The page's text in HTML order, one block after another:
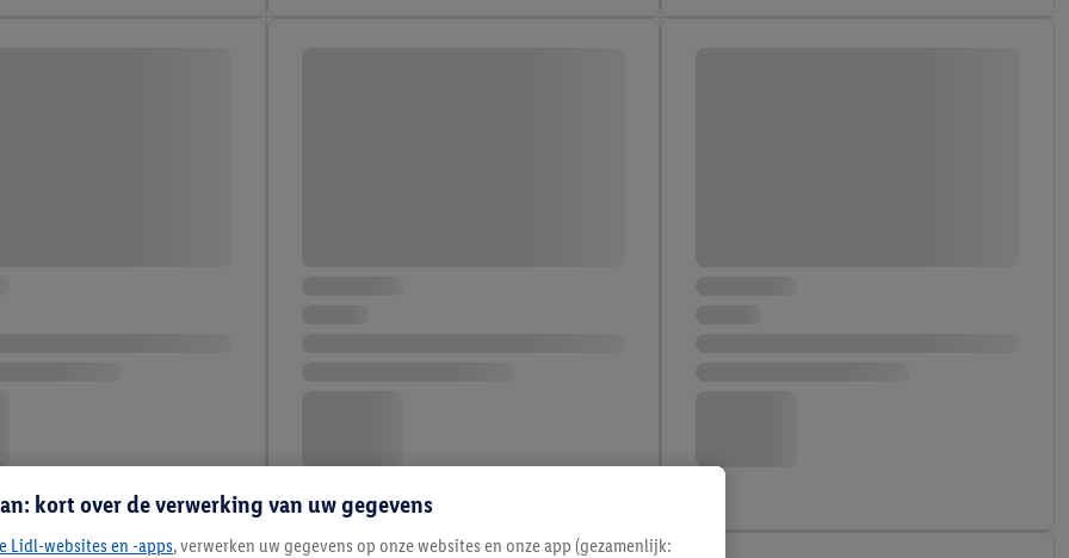
kort over de verwerking van uw gegevens
Lidl-websites en -apps, verwerken uw gegevens op onze websites en onze app (gezamenlijk: